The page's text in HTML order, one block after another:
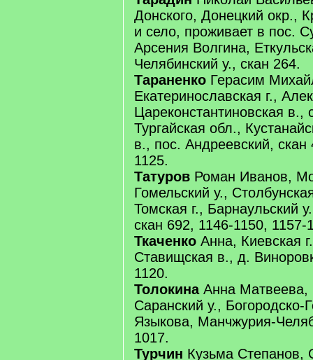
Донского, Донецкий окр.,
и село, проживает в пос.
Арсения Волгина,
Челябинский у., скан 264.
Тараненко Герасим
Екатеринославская г.,
Цареконстантиновская в.,
Тургайская обл.,
в., пос. Андреевский,
1125.
Татуров Роман Иванов,
Гомельский у.,
Томская г., Барнаульский
скан 692, 1146-1150, 1157-
Ткаченко Анна, Киевская
Ставищская в., д.
1120.
ТолокинаАнна Матвеева,
Саранский у., Богородско-
Языкова, Манчжурия-
1017.
Турчин Кузьма Степанов,